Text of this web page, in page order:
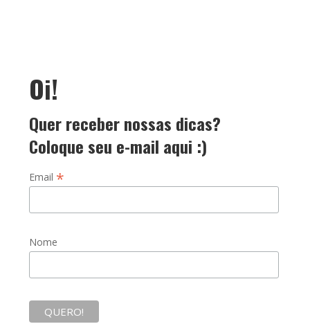
Oi!
Quer receber nossas dicas?
Coloque seu e-mail aqui :)
Email *
Nome